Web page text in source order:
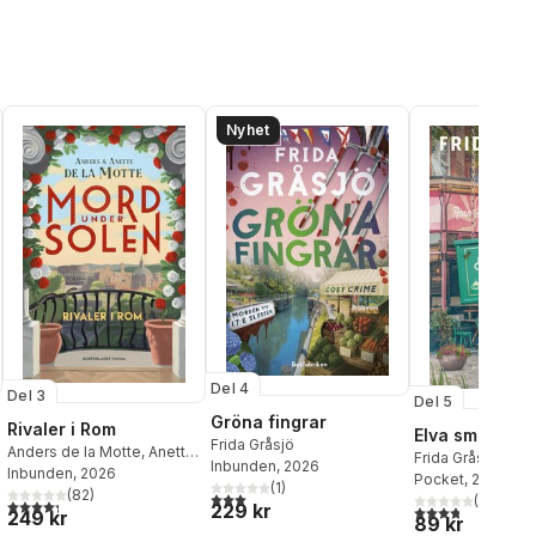
röster:
Del 3
Rivaler i Rom
Anders de la Motte, Anette
de la Motte
Inbunden, 2026
4,3utav 5 stjärnor. Totalt antal röster:
(82)
249 kr
Nyhet
Del 4
Gröna fingrar
Frida Gråsjö
Inbunden, 2026
3,0utav 5 stjärnor. Totalt antal röster:
(1)
229 kr
Del 5
Elva smaker
Frida Gråsjö
Pocket, 2025
3,8utav 5(
89 kr